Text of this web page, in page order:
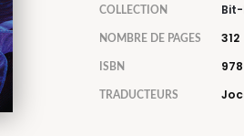
COLLECTION
NOMBRE DE PAGES 312
ISBN
TRADUCTEURS